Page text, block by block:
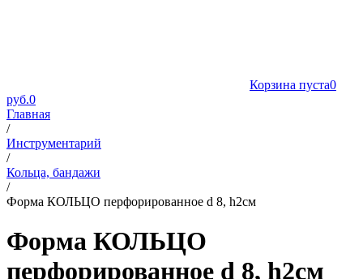
Корзина пуста0
руб.0
Главная
/
Инструментарий
/
Кольца, бандажи
/
Форма КОЛЬЦО перфорированное d 8, h2см
Форма КОЛЬЦО
перфорированное d 8, h2см